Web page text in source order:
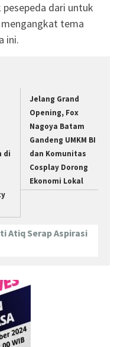
dari untuk
tema
ini.
di
Jelang Grand
Opening, Fox
Nagoya Batam
Gandeng UMKM BI
dan Komunitas
Cosplay Dorong
Ekonomi Lokal
Atiq Serap Aspirasi